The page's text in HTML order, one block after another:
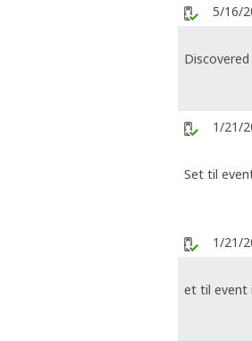
5/16/
1/21/
Set til
1/21/
et til event